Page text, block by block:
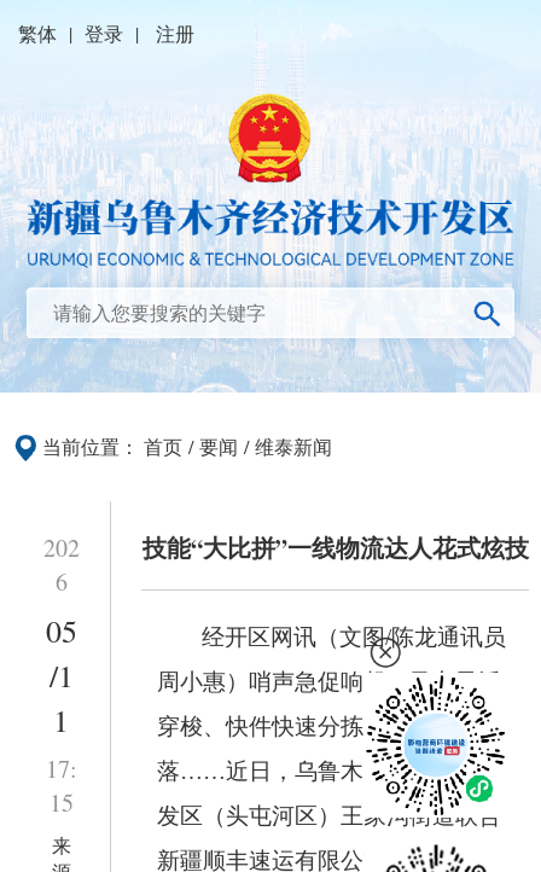
繁体 | 登录 | 注册
当前位置： 首页 /要闻 /维泰新闻
202
6
05
/1
1
17:
15
来
技能“大比拼”一线物流达人花式炫技
经开区网讯（文图/陈龙通讯员
周小惠）哨声急促响起、叉车灵活
穿梭、快件快速分拣、码垛干脆利
落……近日，乌鲁木齐经济技术开
发区（头屯河区）王家沟街道联合
新疆顺丰速运有限公司乌鲁木齐安